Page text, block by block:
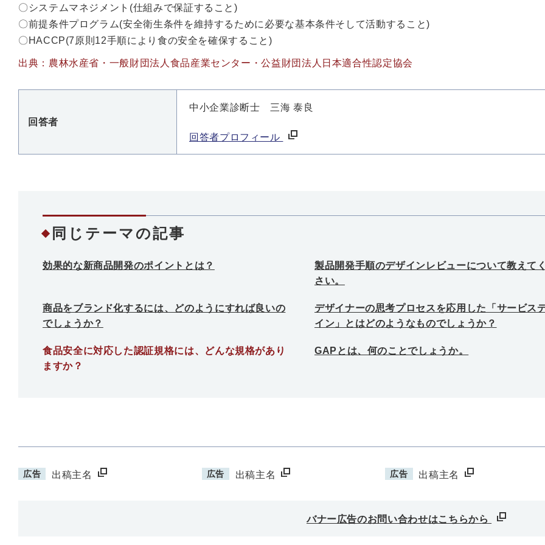
〇システムマネジメント(仕組みで保証すること)
〇前提条件プログラム(安全衛生条件を維持するために必要な基本条件そして活動すること)
〇HACCP(7原則12手順により食の安全を確保すること)
出典：農林水産省・一般財団法人食品産業センター・公益財団法人日本適合性認定協会
回答者
中小企業診断士 三海 泰良
回答者プロフィール
同じテーマの記事
効果的な新商品開発のポイントとは？
製品開発手順のデザインレビューについて教えて
さい。
商品をブランド化するには、どのようにすれば良いの
でしょうか？
デザイナーの思考プロセスを応用した「サービス
イン」とはどのようなものでしょうか？
食品安全に対応した認証規格には、どんな規格があり
ますか？
GAPとは、何のことでしょうか。
広告 出稿主名 広告 出稿主名 広告 出稿主名
バナー広告のお問い合わせはこちらから